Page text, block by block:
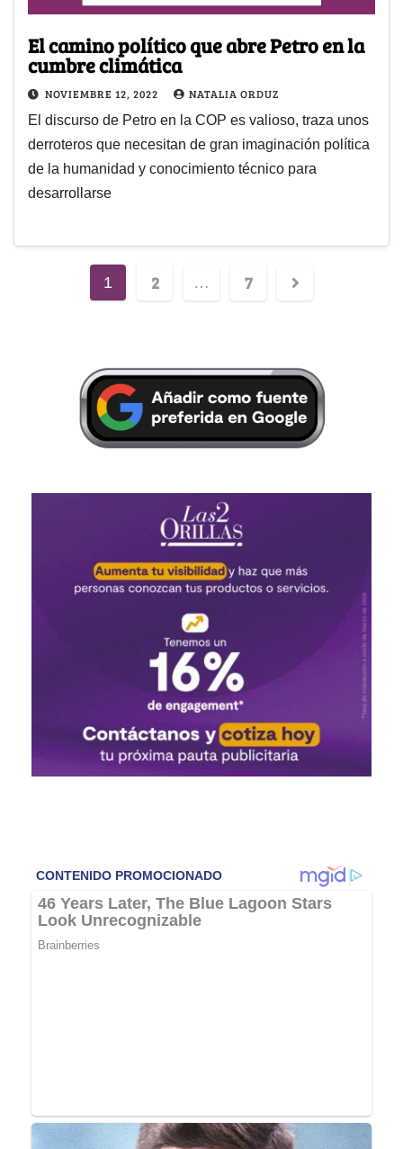
El camino político que abre Petro en la
cumbre climática
NOVIEMBRE 12, 2022 NATALIA ORDUZ
El discurso de Petro en la COP es valioso, traza unos
derroteros que necesitan de gran imaginación política
de la humanidad y conocimiento técnico para
desarrollarse
1 2 … 7